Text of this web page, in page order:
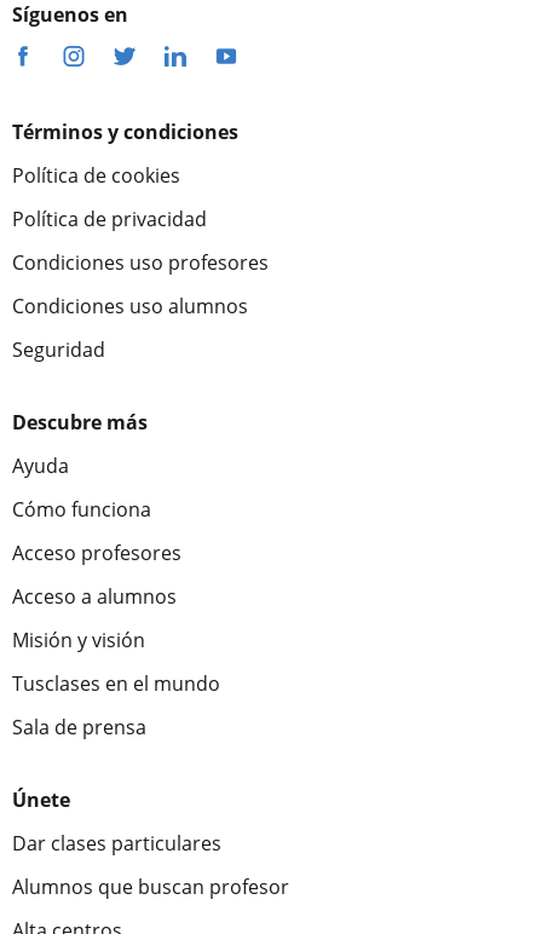
Síguenos en
Términos y condiciones
Política de cookies
Política de privacidad
Condiciones uso profesores
Condiciones uso alumnos
Seguridad
Descubre más
Ayuda
Cómo funciona
Acceso profesores
Acceso a alumnos
Misión y visión
Tusclases en el mundo
Sala de prensa
Únete
Dar clases particulares
Alumnos que buscan profesor